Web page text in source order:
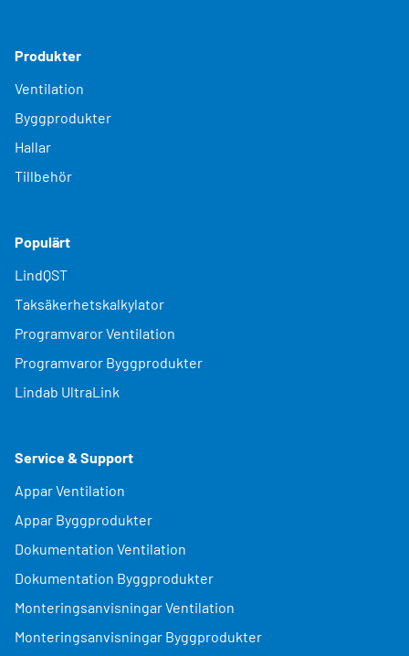
Produkter
Ventilation
Byggprodukter
Hallar
Tillbehör
Populärt
LindQST
Taksäkerhetskalkylator
Programvaror Ventilation
Programvaror Byggprodukter
Lindab UltraLink
Service & Support
Appar Ventilation
Appar Byggprodukter
Dokumentation Ventilation
Dokumentation Byggprodukter
Monteringsanvisningar Ventilation
Monteringsanvisningar Byggprodukter